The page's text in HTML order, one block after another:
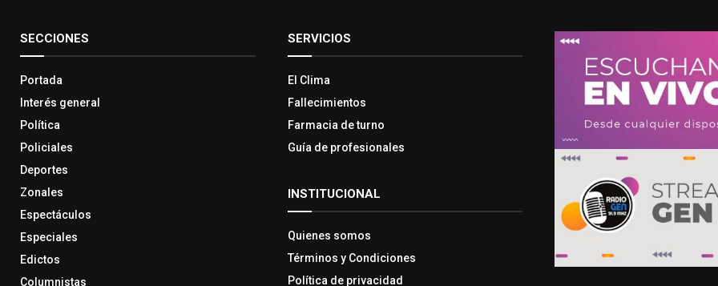
SECCIONES
Portada
Interés general
Política
Policiales
Deportes
Zonales
Espectáculos
Especiales
Edictos
Columnistas
SERVICIOS
El Clima
Fallecimientos
Farmacia de turno
Guía de profesionales
INSTITUCIONAL
Quienes somos
Términos y Condiciones
Política de privacidad